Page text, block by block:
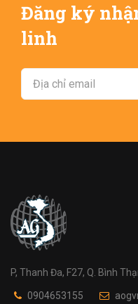
Đăng ký
linh
P, Thanh Đa, F27, Q. Bình
0904653155